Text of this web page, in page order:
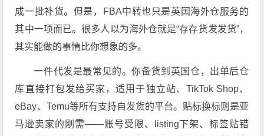
成一批补货。 但是，FBA中转也只是英国海外仓服务的
其中一项而已。很多人以为海外仓就是“存存货发发货”，
其实能做的事情比你想象的多。
一件代发是最常见的。你备货到英国仓，出单后仓
库直接打包发给买家，适用于独立站、TikTok Shop、
eBay、Temu等所有支持自发货的平台。 贴标换标则是亚
马逊卖家的刚需——账号受限、listing下架、标签贴错